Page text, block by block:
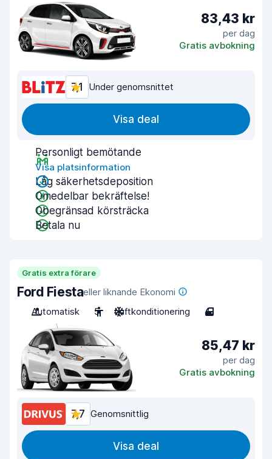
83,43 kr
per dag
Gratis avbokning
7,1 Under genomsnittet
Visa deal
Personligt bemötande
Visa platsinformation
Låg säkerhetsdeposition
Omedelbar bekräftelse!
Obegränsad körsträcka
Betala nu
Gratis extra förare
Ford Fiestaeller liknande Ekonomi
Automatisk
5 Luftkonditionering 4
85,47 kr
per dag
Gratis avbokning
7,7 Genomsnittlig
Visa deal